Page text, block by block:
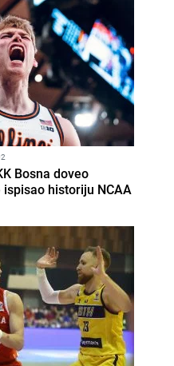
Bosna doveo
historiju NCAA